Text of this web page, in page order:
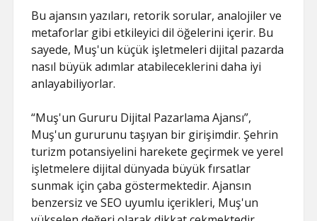
Bu ajansın yazıları, retorik sorular, analojiler ve
metaforlar gibi etkileyici dil öğelerini içerir. Bu
sayede, Muş'un küçük işletmeleri dijital pazarda
nasıl büyük adımlar atabileceklerini daha iyi
anlayabiliyorlar.
“Muş'un Gururu Dijital Pazarlama Ajansı”,
Muş'un gururunu taşıyan bir girişimdir. Şehrin
turizm potansiyelini harekete geçirmek ve yerel
işletmelere dijital dünyada büyük fırsatlar
sunmak için çaba göstermektedir. Ajansın
benzersiz ve SEO uyumlu içerikleri, Muş'un